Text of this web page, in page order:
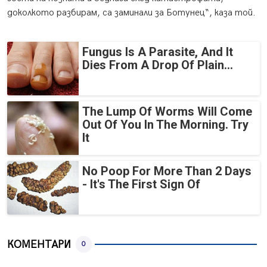
доколкото разбирам, са заминали за Ботунец“, каза той.
Fungus Is A Parasite, And It
Dies From A Drop Of Plain...
The Lump Of Worms Will Come
Out Of You In The Morning. Try
It
No Poop For More Than 2 Days
- It's The First Sign Of
КОМЕНТАРИ 0